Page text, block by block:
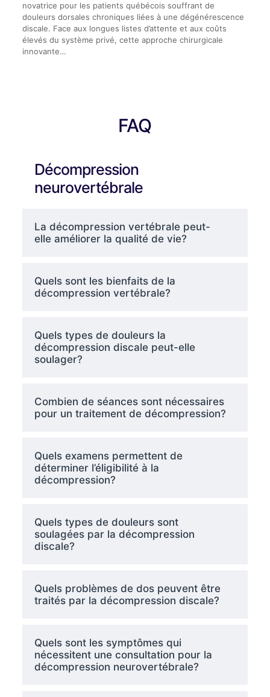
novatrice pour les patients québécois souffrant de
douleurs dorsales chroniques liées à une dégénérescence
discale. Face aux longues listes d’attente et aux coûts
élevés du système privé, cette approche chirurgicale
innovante…
FAQ
Décompression
neurovertébrale
La décompression vertébrale peut-
elle améliorer la qualité de vie?
Quels sont les bienfaits de la
décompression vertébrale?
Quels types de douleurs la
décompression discale peut-elle
soulager?
Combien de séances sont nécessaires
pour un traitement de décompression?
Quels examens permettent de
déterminer l’éligibilité à la
décompression?
Quels types de douleurs sont
soulagées par la décompression
discale?
Quels problèmes de dos peuvent être
traités par la décompression discale?
Quels sont les symptômes qui
nécessitent une consultation pour la
décompression neurovertébrale?